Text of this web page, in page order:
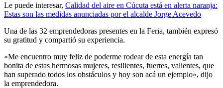
Le puede interesar, Calidad del aire en Cúcuta está en alerta naranja:
Estas son las medidas anunciadas por el alcalde Jorge Acevedo
Una de las 32 emprendedoras presentes en la Feria, también expresó
su gratitud y compartió su experiencia.
«Me encuentro muy feliz de poderme rodear de esta energía tan
bonita de estas hermosas mujeres, resilientes, fuertes, valientes, que
han superado todos los obstáculos y hoy son acá un ejemplo», dijo
la emprendedora.